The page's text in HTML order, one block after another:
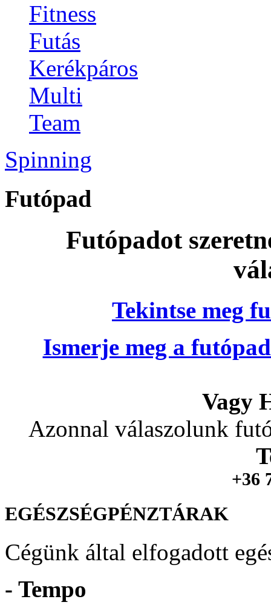
Fitness
Futás
Kerékpáros
Multi
Team
Spinning
Futópad
Futópadot
Tekintse meg
Ismerje meg a
Vagy
Azonnal válaszolunk
+36
EGÉSZSÉGPÉNZTÁRAK
Cégünk által elfogadott
- Tempo